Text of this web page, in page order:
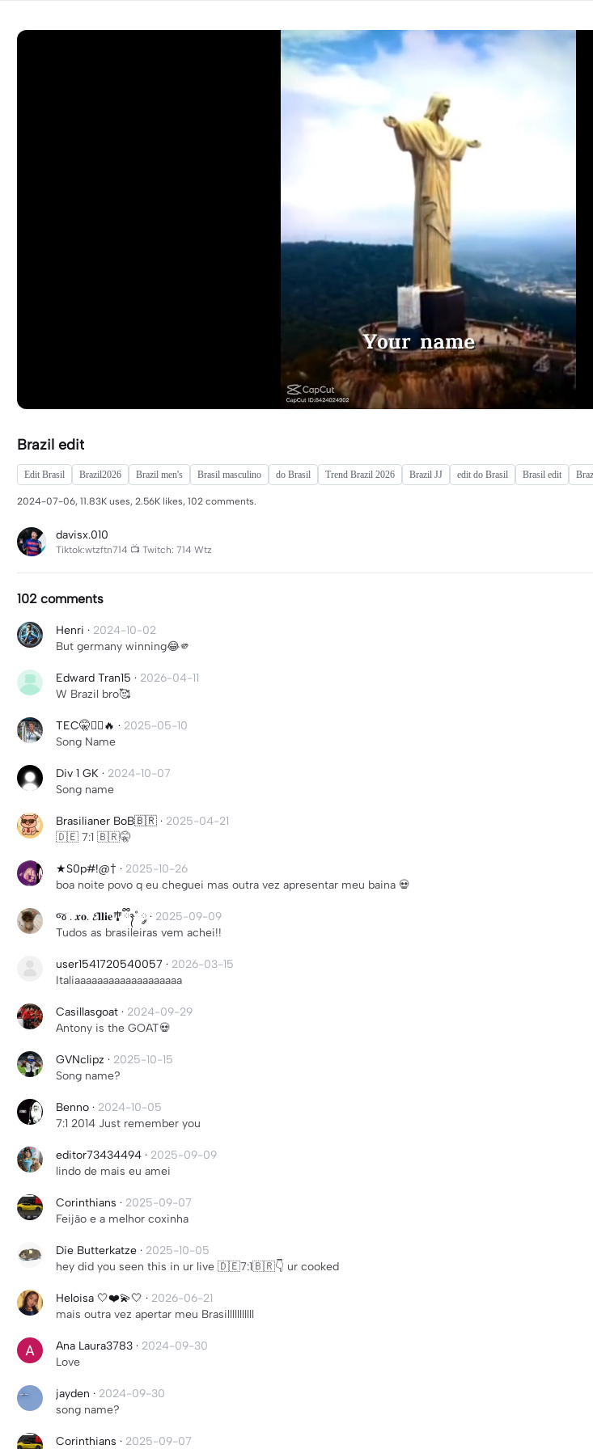
Brazil edit
Edit Brasil Brazil2026 Brazil men's Brasil masculino do Brasil Trend Brazil 2026 Brazil JJ edit do Brasil Brasil edit
2024-07-06, 11.83K uses, 2.56K likes, 102 comments.
davisx.010
Tiktok:wtzftn714 📺 Twitch: 714 Wtz
102 comments
Henri · 2024-10-02
But germany winning😂🫵
Edward Tran15 · 2026-04-11
W Brazil bro🥰
TEC🤫🧏‍♂️🔥 · 2025-05-10
Song Name
Div 1 GK · 2024-10-07
Song name
Brasilianer BoB🇧🇷 · 2025-04-21
🇩🇪 7:1 🇧🇷🤫
★S0p#!@† · 2025-10-26
boa noite povo q eu cheguei mas outra vez apresentar meu baina 💀
જ . 𝒙𝐨. 𝓔𝐥𝐥𝐢𝐞🎐ྀིྀིྀིྀིྀི᭪ ·˚ ༘ · 2025-09-09
Tudos as brasileiras vem achei!!
user1541720540057 · 2026-03-15
Italiaaaaaaaaaaaaaaaaaaa
Casillasgoat · 2024-09-29
Antony is the GOAT💀
GVNclipz · 2025-10-15
Song name?
Benno · 2024-10-05
7:1 2014 Just remember you
editor73434494 · 2025-09-09
lindo de mais eu amei
Corinthians · 2025-09-07
Feijão e a melhor coxinha
Die Butterkatze · 2025-10-05
hey did you seen this in ur live 🇩🇪7:1🇧🇷👇 ur cooked
Heloisa 🤍❤️💫🤍 · 2026-06-21
mais outra vez apertar meu Brasilllllllllll
Ana Laura3783 · 2024-09-30
Love
jayden · 2024-09-30
song name?
Corinthians · 2025-09-07